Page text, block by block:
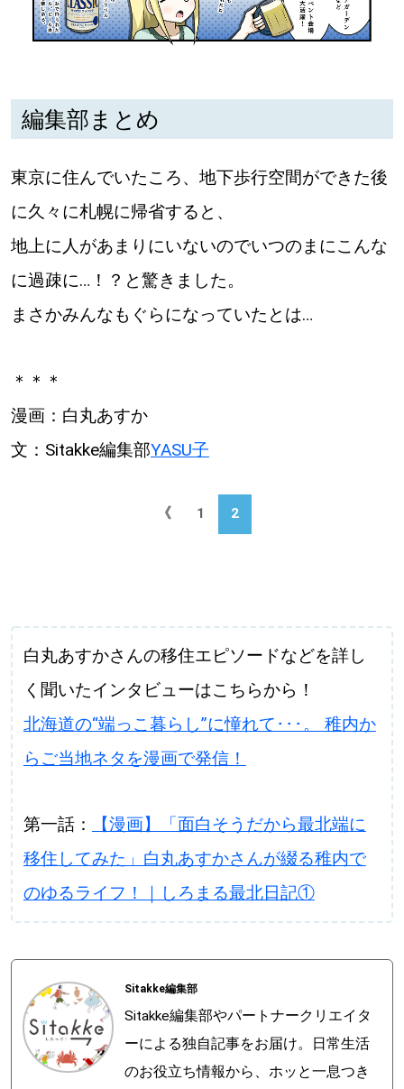
北海道で暮らす、あなたとつくる、
運営会社 広告掲載
プライバシーポリシー
KEYWORD キーワード
【いろんな価値観や生き方に触れたい】
【暮らしの知恵を身につけたい】
【札幌のお気に入りを見つけたい】
【道央のお気に入りを見つけたい】
【道東のお気に入りを見つけたい】
編集部まとめ
東京に住んでいたころ、地下歩行空間ができた後
に久々に札幌に帰省すると、
地上に人があまりにいないのでいつのまにこんな
に過疎に…！？と驚きました。
まさかみんなもぐらになっていたとは…
＊＊＊
漫画：白丸あすか
文：Sitakke編集部YASU子
《 1 2
白丸あすかさんの移住エピソードなどを詳し
く聞いたインタビューはこちらから！
北海道の“端っこ暮らし”に憧れて･･･。 稚内か
らご当地ネタを漫画で発信！
第一話：
【漫画】「面白そうだから最北端に
移住してみた」白丸あすかさんが綴る稚内で
のゆるライフ！｜しろまる最北日記①
Sitakke編集部
Sitakke編集部やパートナークリエイタ
ーによる独自記事をお届け。日常生活
のお役立ち情報から、ホッと一息つき